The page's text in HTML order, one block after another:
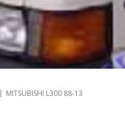
MITSUBISHI L300 88-13